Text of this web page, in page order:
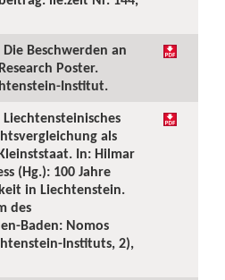
Beschwerden an
Poster.
Institut.
Liechtensteinisches
als
In: Hilmar
(Hg.): 100 Jahre
in Liechtenstein.
des
Baden: Nomos
Instituts, 2),